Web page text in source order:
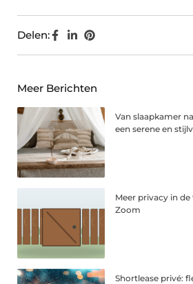
Delen:
Meer Berichten
Van slaapkamer
een serene en
Meer privacy in
Zoom
Shortlease privé: